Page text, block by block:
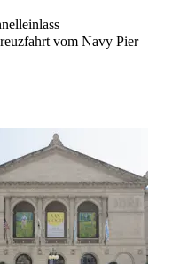
vom Navy Pier